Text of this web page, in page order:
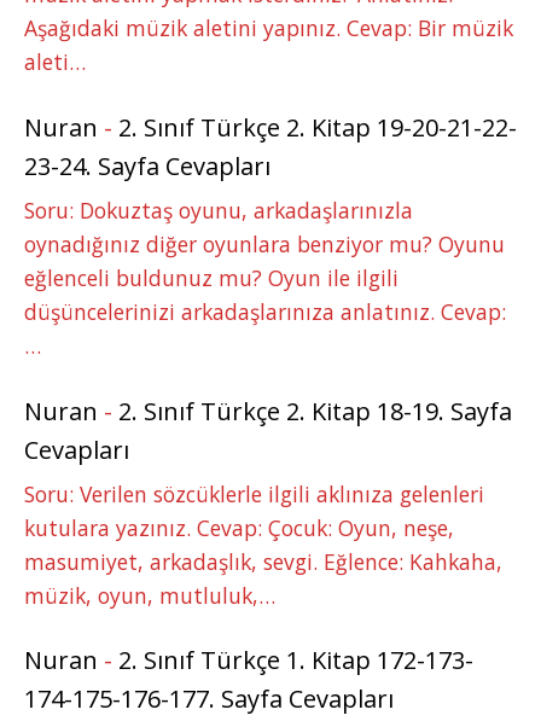
Aşağıdaki müzik aletini yapınız. Cevap: Bir müzik
aleti…
Nuran - 2. Sınıf Türkçe 2. Kitap 19-20-21-22-
23-24. Sayfa Cevapları
Soru: Dokuztaş oyunu, arkadaşlarınızla
oynadığınız diğer oyunlara benziyor mu? Oyunu
eğlenceli buldunuz mu? Oyun ile ilgili
düşüncelerinizi arkadaşlarınıza anlatınız. Cevap:
…
Nuran - 2. Sınıf Türkçe 2. Kitap 18-19. Sayfa
Cevapları
Soru: Verilen sözcüklerle ilgili aklınıza gelenleri
kutulara yazınız. Cevap: Çocuk: Oyun, neşe,
masumiyet, arkadaşlık, sevgi. Eğlence: Kahkaha,
müzik, oyun, mutluluk,…
Nuran - 2. Sınıf Türkçe 1. Kitap 172-173-
174-175-176-177. Sayfa Cevapları